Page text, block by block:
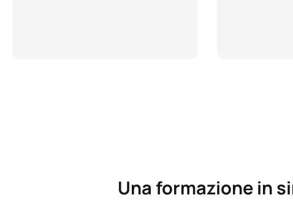
Una formazione in